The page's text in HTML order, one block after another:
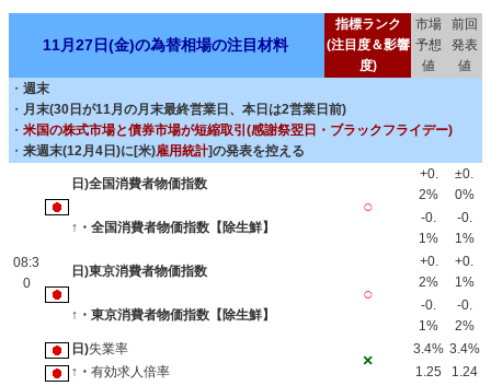
11月27日(金)の為替相場の注目材料
指標ランク
(注目度＆影響
度)
市場
予想
値
前回
発表
値
・ 週末
・ 月末(30日が11月の月末最終営業日、本日は2営業日前)
・ 米国の株式市場と債券市場が短縮取引(感謝祭翌日・ブラックフライデー)
・ 来週末(12月4日)に[米)雇用統計]の発表を控える
08:3
0
日)全国消費者物価指数
○
+0.
2%
±0.
0%
↑・全国消費者物価指数【除生鮮】
-0.
1%
-0.
1%
日)東京消費者物価指数
○
+0.
2%
+0.
1%
↑・東京消費者物価指数【除生鮮】
-0.
1%
-0.
2%
日)失業率
×
3.4% 3.4%
↑・ 有効求人倍率 1.25
1.24